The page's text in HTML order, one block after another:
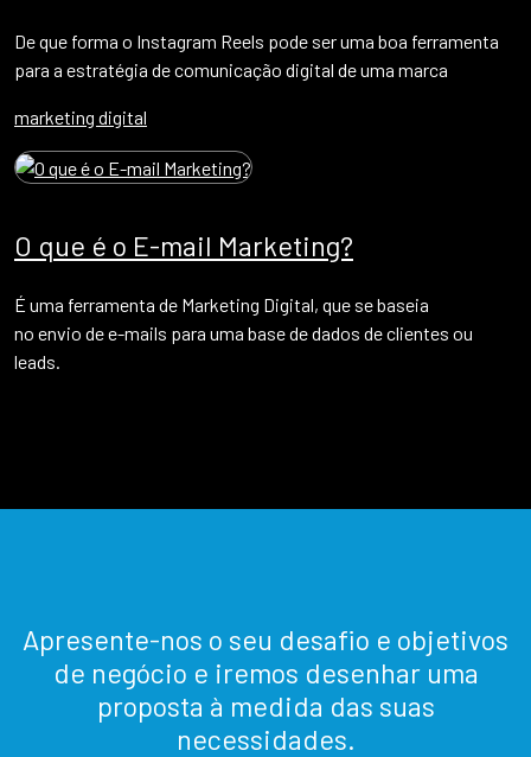
De que forma o Instagram Reels pode ser uma boa ferramenta
para a estratégia de comunicação digital de uma marca
marketing digital
O que é o E-mail Marketing?
É uma ferramenta de Marketing Digital, que se baseia
no envio de e-mails para uma base de dados de clientes ou
leads.
Apresente-nos o seu desafio e objetivos
de negócio e iremos desenhar uma
proposta à medida das suas
necessidades.